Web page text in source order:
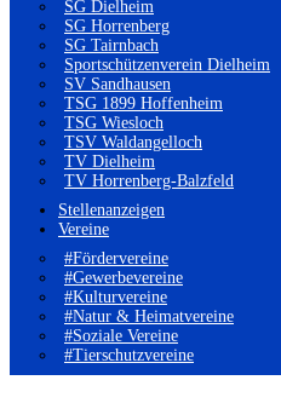
SG Dielheim
SG Horrenberg
SG Tairnbach
Sportschützenverein Dielheim
SV Sandhausen
TSG 1899 Hoffenheim
TSG Wiesloch
TSV Waldangelloch
TV Dielheim
TV Horrenberg-Balzfeld
Stellenanzeigen
Vereine
#Fördervereine
#Gewerbevereine
#Kulturvereine
#Natur & Heimatvereine
#Soziale Vereine
#Tierschutzvereine